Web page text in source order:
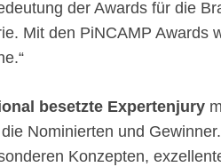
der Awards für die
Mit den PiNCAMP
besetzte Expertenjury
Nominierten und
Konzepten,